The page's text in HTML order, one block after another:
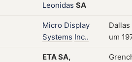
Leonidas SA
Micro Display
Systems Inc..
Dallas
um
ETASA,